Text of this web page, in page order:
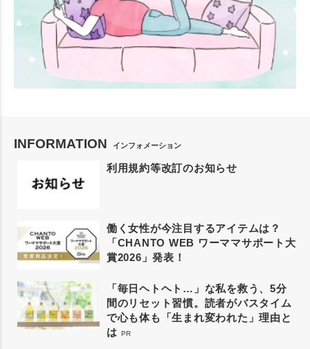
INFORMATION インフォメーション
利用規約等改訂のお知らせ
働く女性が今注目するアイテムは？
「CHANTO WEB ワーママサポート大
賞2026」発表！
「毎日ヘトヘト…」な私を救う、5分
間のリセット習慣。読者がバスタイム
で心も体も「生まれ変われた」理由と
は PR